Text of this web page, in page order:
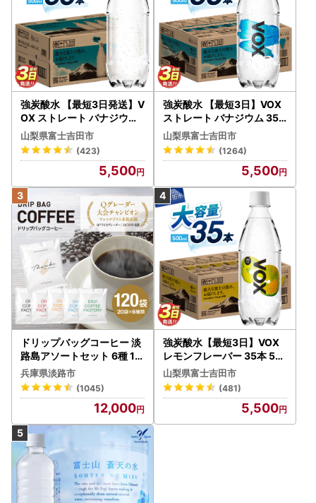
強炭酸水 【最短3日発送】V
OX ストレート バナジウム
強炭酸水 35本 500ml ラベ
ルレス【富士吉田市限定カ
ートン】 炭酸
山梨県富士吉田市
(423)
5,500
強炭酸水 【最短3日】VOX
ストレート バナジウム 35
本 500ml 【富士吉田市限
定カートン】炭酸
山梨県富士吉田市
(1264)
5,500
ドリップバッグコーヒー 淡
路島アソートセット 6種 12
0袋 飲み比べ コーヒー
兵庫県淡路市
(1045)
12,000
強炭酸水【最短3日】VOX
レモンフレーバー 35本 50
0ml 【富士吉田市限定カー
トン】炭酸
山梨県富士吉田市
(481)
5,500